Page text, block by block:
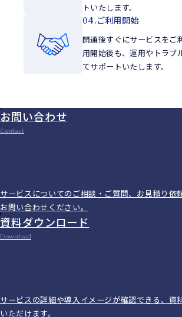
トいたします。
04.ご利用開始
開通後すぐにサービスをご
用開始後も、運用やトラブ
てサポートいたします。
お問い合わせ
Contact
サービスについてのご相談・ご質問、お見積り依
お問い合わせください。
資料ダウンロード
Download
サービスの詳細や導入イメージが確認できる、資
いただけます。